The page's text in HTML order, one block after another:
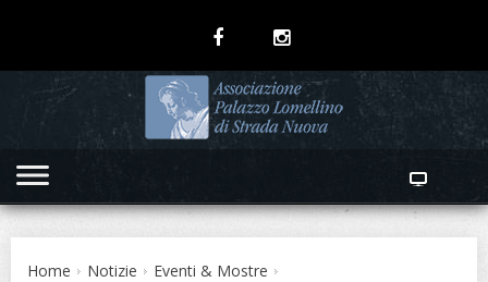
Home Notizie
Eventi & Mostre